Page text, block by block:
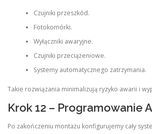
Czujniki przeszkód.
Fotokomórki.
Wyłączniki awaryjne.
Czujniki przeciążeniowe.
Systemy automatycznego zatrzymania.
Takie rozwiązania minimalizują ryzyko awarii i
Krok 12 – Programowanie
Po zakończeniu montażu konfigurujemy cały